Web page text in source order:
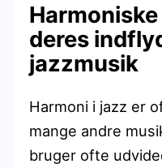
deres
jazzmusik
Harmoni i jazz er
mange andre
bruger ofte